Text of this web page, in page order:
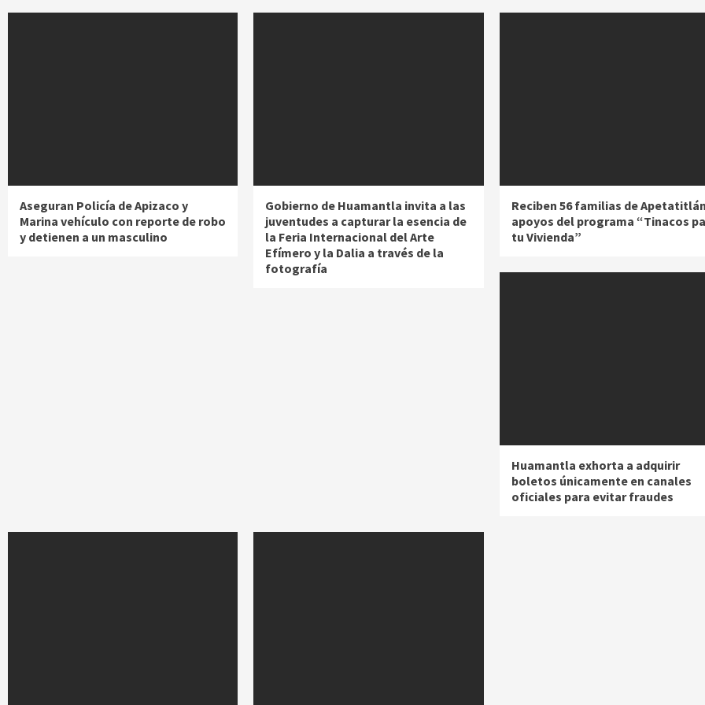
Aseguran Policía de Apizaco y
Marina vehículo con reporte de robo
y detienen a un masculino
Gobierno de Huamantla invita a las
juventudes a capturar la esencia de
la Feria Internacional del Arte
Efímero y la Dalia a través de la
fotografía
Reciben 56 familias de
apoyos del programa “Tinacos
tu Vivienda”
Huamantla exhorta a adquirir
boletos únicamente en canales
oficiales para evitar fraudes